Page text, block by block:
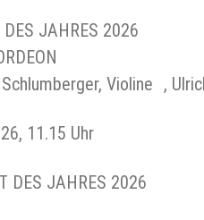
JAHRES 2026
Violine ,
11.15 Uhr
DES JAHRES 2026